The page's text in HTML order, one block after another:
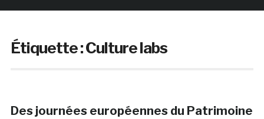
Étiquette :Culture labs
Des journées européennes du Patrimoine